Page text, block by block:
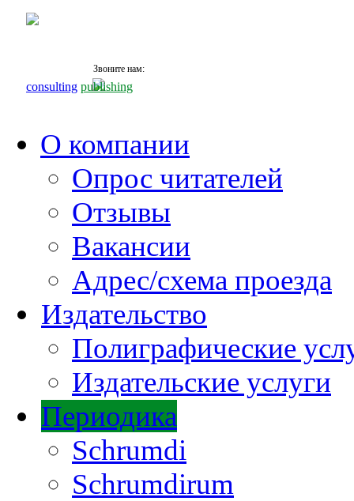
consulting publishing
Звоните нам:
+7 (495)
О компании
Опрос читателей
Отзывы
Вакансии
Адрес/схема проезда
Издательство
Полиграфические
Издательские услуги
Периодика
Schrumdi
Schrumdirum